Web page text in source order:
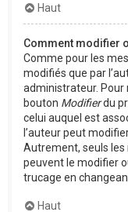
Haut
Comment modifier
Comme pour les
modifiés que par
administrateur. Pour
bouton Modifierdu
celui auquel est
l’auteur peut
Autrement, seuls
peuvent le modifier
trucage en
Haut